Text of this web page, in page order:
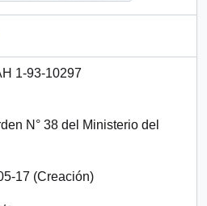
1-93-10297
N° 38 del Ministerio del
17 (Creación)